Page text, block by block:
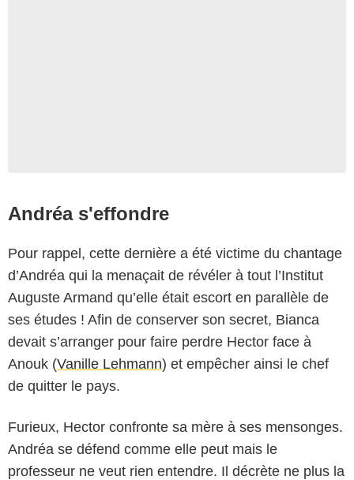
Andréa s'effondre
Pour rappel, cette dernière a été victime du chantage
d’Andréa qui la menaçait de révéler à tout l’Institut
Auguste Armand qu’elle était escort en parallèle de
ses études ! Afin de conserver son secret, Bianca
devait s’arranger pour faire perdre Hector face à
Anouk (Vanille Lehmann) et empêcher ainsi le chef
de quitter le pays.
Furieux, Hector confronte sa mère à ses mensonges.
Andréa se défend comme elle peut mais le
professeur ne veut rien entendre. Il décrète ne plus la